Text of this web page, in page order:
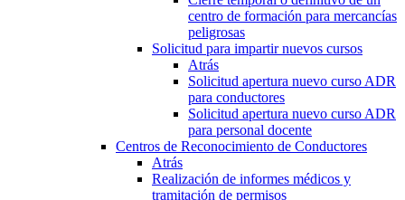
centro de formación para mercancías
peligrosas
Solicitud para impartir nuevos cursos
Atrás
Solicitud apertura nuevo curso ADR
para conductores
Solicitud apertura nuevo curso ADR
para personal docente
Centros de Reconocimiento de Conductores
Atrás
Realización de informes médicos y
tramitación de permisos